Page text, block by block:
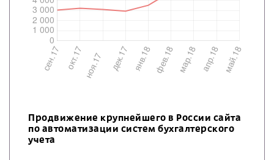
Продвижение крупнейшего в России сайта
по автоматизации систем бухгалтерского
учета